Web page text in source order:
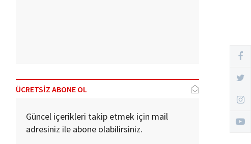
ÜCRETSİZ ABONE OL
Güncel içerikleri takip etmek için mail
adresiniz ile abone olabilirsiniz.